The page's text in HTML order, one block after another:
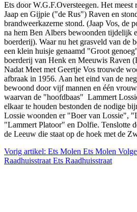
Ets door W.G.F.Oversteegen. Het meest
Jaap en Gijpie ("de Rus") Raven en
brandweerkazerne stond. (Jaap Vos, de
na hem Ben Albers bewoonden tijdelijk
boerderij). Waar nu het grasveld van de
een klein huisje genaamd "Groot
boerderij van Henk en Meeuwis Raven
Nadat Meet met Geertje Vos trouwde
afbraak in 1956. Aan het eind van de
bewoond door vijf mannen en één
waarvan de "hoofdbaas" Lammert
elkaar te houden bestonden de nodige
Lossie woonden er "Boer van Lossie",
"Lammert Platoor" en Dolfie. Tenslotte
de Leeuw die staat op de hoek met de
Vorig artikel: Ets Molen Ets Molen
Raadhuisstraat Ets Raadhuisstraat